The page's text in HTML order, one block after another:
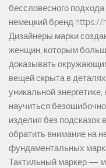
бессловесного
немецкий бренд https://
Дизайнеры марки
женщин, которым
доказывать
вещей скрыта в
уникальной
научиться
изделия без подсказок
обратить внимание на
фундаментальных
Тактильный маркер —